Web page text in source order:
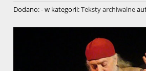
Dodano:-w kategorii:Teksty archiwalne